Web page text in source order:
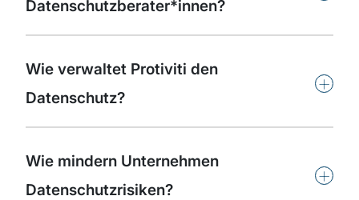
Datenschutzberater*innen?
Wie verwaltet Protiviti den
Datenschutz?
+
Wie mindern Unternehmen
Datenschutzrisiken?
+